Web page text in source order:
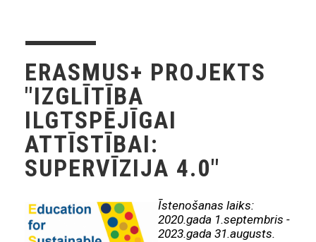
ERASMUS+ PROJEKTS
"IZGLĪTĪBA
ILGTSPĒJĪGAI
ATTĪSTĪBAI:
SUPERVĪZIJA 4.0"
Īstenošanas laiks:
2020.gada 1.septembris -
2023.gada 31.augusts.